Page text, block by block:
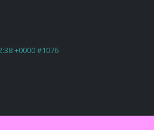
+0000 #1076